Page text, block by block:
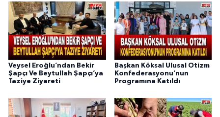
Veysel Eroğlu’ndan Bekir
Şapçı Ve Beytullah Şapçı’ya
Taziye Ziyareti
Başkan Köksal Ulusal Otizm
Konfederasyonu’nun
Programına Katıldı